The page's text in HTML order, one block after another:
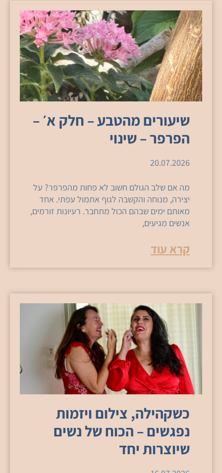
שיעורים מהטבע – חלק א׳ –
הפרפר – שינוי
20.07.2026
מה אם שלב הגולם חשוב לא פחות מהפרפר? על
יצירה, מנוחה והקשבה לגוף אתמול עפתי. אחד
מאותם ימים שבהם הכול מתחבר. רעיונות זורמים,
אנשים מגיעים,
קרא עוד
כשקהילה, צילום ויזמות
נפגשים – הכוח של נשים
שיוצרות יחד